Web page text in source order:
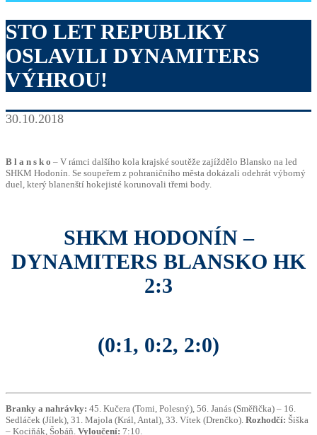
STO LET REPUBLIKY
OSLAVILI DYNAMITERS
VÝHROU!
30.10.2018
B l a n s k o – V rámci dalšího kola krajské soutěže zajíždělo Blansko na led
SHKM Hodonín. Se soupeřem z pohraničního města dokázali odehrát výborný
duel, který blanenští hokejisté korunovali třemi body.
SHKM HODONÍN –
DYNAMITERS BLANSKO HK
2:3
(0:1, 0:2, 2:0)
Branky a nahrávky: 45. Kučera (Tomi, Polesný), 56. Janás (Směřička) – 16.
Sedláček (Jílek), 31. Majola (Král, Antal), 33. Vítek (Drenčko). Rozhodčí: Šiška
– Kociňák, Šobáň. Vyloučení: 7:10.